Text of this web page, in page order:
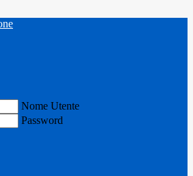
Nome Utente
Password